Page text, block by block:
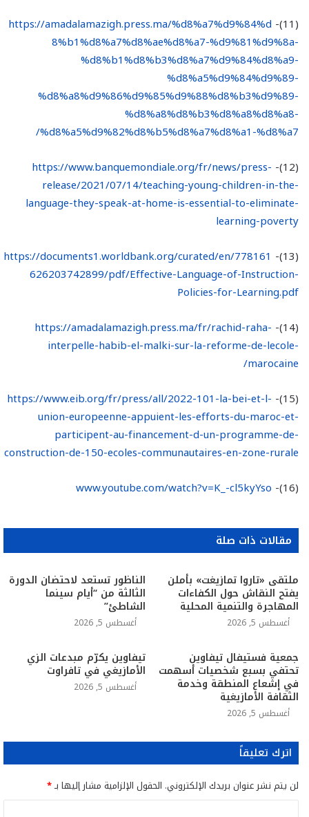
(11)-
https://amadalamazigh.press.ma/%d8%a7%d9%84%d
8%b1%d8%a7%d8%ae%d8%a7-%d9%81%d9%8a-
%d8%b1%d8%b3%d8%a7%d9%84%d8%a9-
%d8%a5%d9%84%d9%89-
%d8%a8%d9%86%d9%85%d9%88%d8%b3%d9%89-
%d8%a8%d8%b3%d8%a8%d8%a8-
%d8%a5%d9%82%d8%b5%d8%a7%d8%a1-%d8%a7/
(12)-
https://www.banquemondiale.org/fr/news/press-
release/2021/07/14/teaching-young-children-in-the-
language-they-speak-at-home-is-essential-to-eliminate-
learning-poverty
(13)-
https://documents1.worldbank.org/curated/en/778161
626203742899/pdf/Effective-Language-of-Instruction-
Policies-for-Learning.pdf
(14)-
https://amadalamazigh.press.ma/fr/rachid-raha-
interpelle-habib-el-malki-sur-la-reforme-de-lecole-
marocaine/
(15)-
https://www.eib.org/fr/press/all/2022-101-la-bei-et-l-
union-europeenne-appuient-les-efforts-du-maroc-et-
participent-au-financement-d-un-programme-de-
construction-de-150-ecoles-communautaires-en-zone-rurale
(16)-
www.youtube.com/watch?v=K_-cl5kyYso
مقالات ذات صلة
ملتقى «تاروا تمازيغت» بأملن
يفتح النقاش حول الكفاءات
المهاجرة والتنمية المحلية
أغسطس 5, 2026
الناظور تستعد لاحتضان الدورة
الثالثة من “أيام سينما
الشاطئ”
أغسطس 5, 2026
جمعية فستيفال تيفاوين
تحتفي بسبع شخصيات أسهمت
في إشعاع المنطقة وخدمة
الثقافة الأمازيغية
أغسطس 5, 2026
تيفاوين يكرّم مبدعات الزي
الأمازيغي في تافراوت
أغسطس 5, 2026
اترك تعليقاً
لن يتم نشر عنوان بريدك الإلكتروني. الحقول الإلزامية مشار إليها بـ*